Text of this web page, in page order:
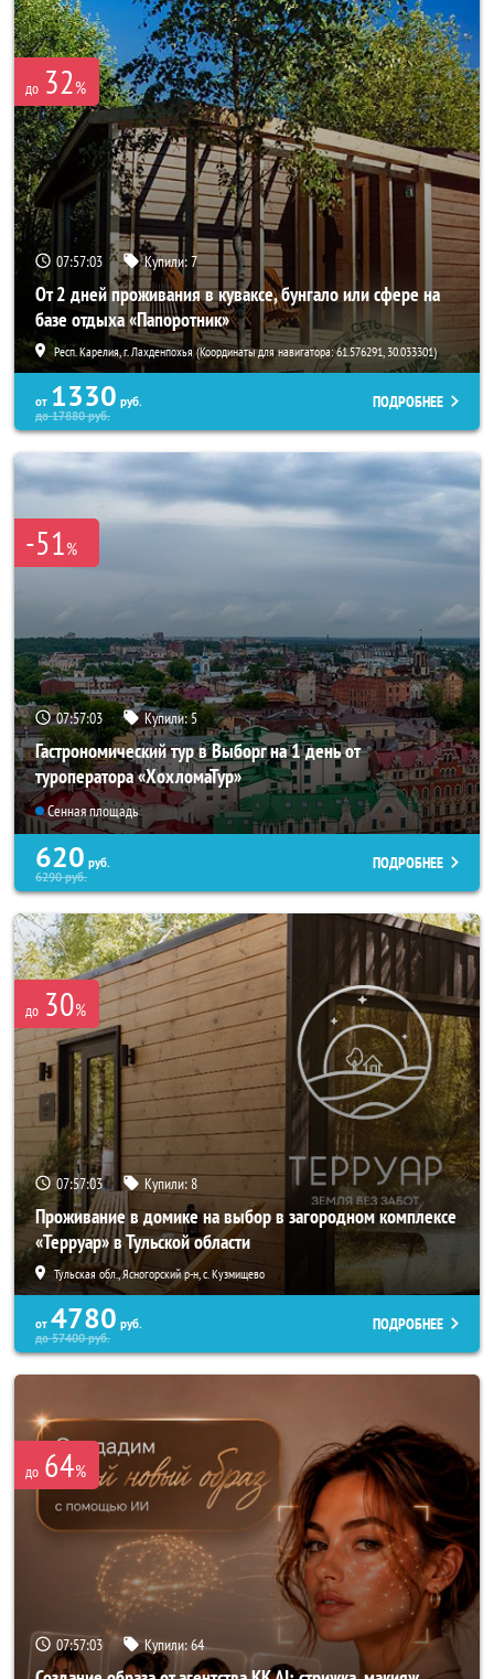
до 32%
07:56:59 Купили:7
От 2 дней проживания в куваксе, бунгало или сфере на
базе отдыха «Папоротник»
Респ. Карелия, г. Лахденпохья (Координаты для навигатора: 61.576291, 30.033301)
от 1330 руб.
до17880руб.
ПОДРОБНЕЕ
-51%
07:56:59 Купили:5
Гастрономический тур в Выборг на 1 день от
туроператора «ХохломаТур»
Сенная площадь
620 руб.
6290руб.
ПОДРОБНЕЕ
до 30%
07:56:59 Купили:8
Проживание в домике на выбор в загородном комплексе
«Терруар» в Тульской области
Тульская обл., Ясногорский р-н, с. Кузмищево
от 4780 руб.
до57400руб.
ПОДРОБНЕЕ
до 64%
07:56:59 Купили:64